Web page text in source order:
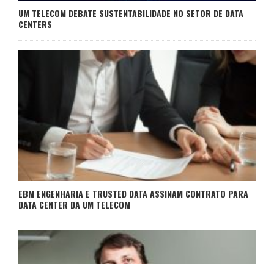
UM TELECOM DEBATE SUSTENTABILIDADE NO SETOR DE DATA
CENTERS
EBM ENGENHARIA E TRUSTED DATA ASSINAM CONTRATO PARA
DATA CENTER DA UM TELECOM